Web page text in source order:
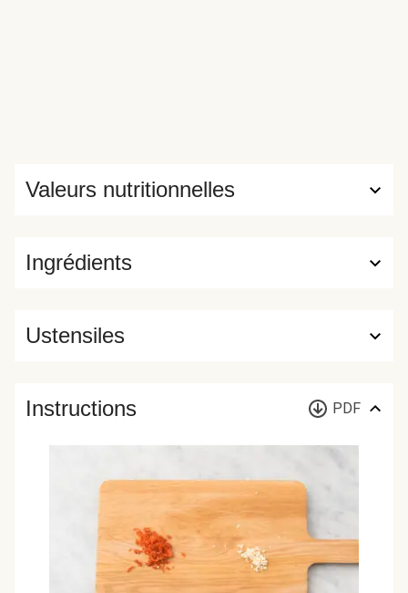
Ingrédients
Valeurs nutritionnelles
Ustensiles
Instructions PDF